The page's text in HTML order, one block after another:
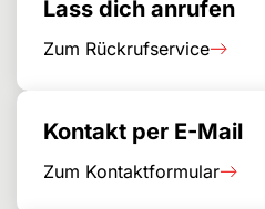
Lass dich anrufen
Zum Rückrufservice
Kontakt per E-Mail
Zum Kontaktformular